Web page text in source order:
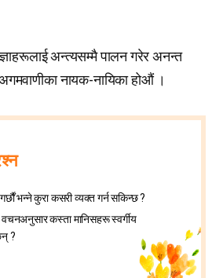
अन्त्यसम्मै पालन गरेर अनन्त
अगमवाणीका नायक-नायिका होऔं ।
भन्ने कुरा कसरी व्यक्त गर्न सकिन्छ ?
कस्ता मानिसहरू स्वर्गीय
?